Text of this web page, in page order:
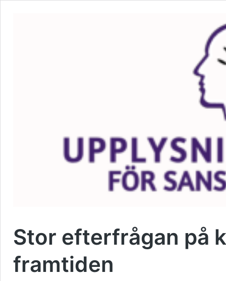
Stor efterfrågan på
framtiden